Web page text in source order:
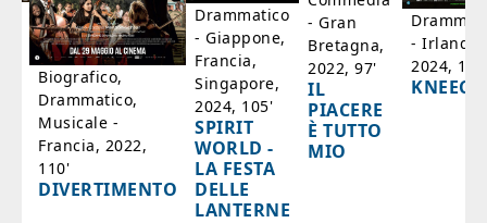
Biografico,
Drammatico,
Musicale -
Francia, 2022,
110'
DIVERTIMENTO
Drammatico
- Giappone,
Francia,
Singapore,
2024, 105'
SPIRIT
WORLD -
LA FESTA
DELLE
LANTERNE
- Gran
Bretagna,
2022, 97'
IL
PIACERE
È TUTTO
MIO
- Irlanda,
2024,